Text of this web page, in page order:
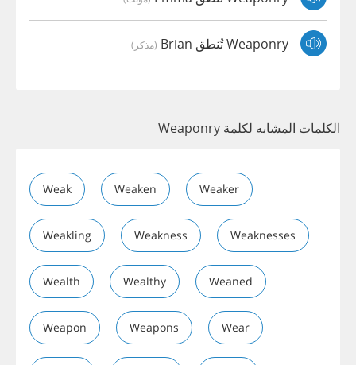
Weaponry تُنطق Brian (مذكر)
الكلمات المشابه لكلمة Weaponry
Weak Weaken Weaker
Weakling Weakness Weaknesses
Wealth Wealthy Weaned
Weapon Weapons Wear